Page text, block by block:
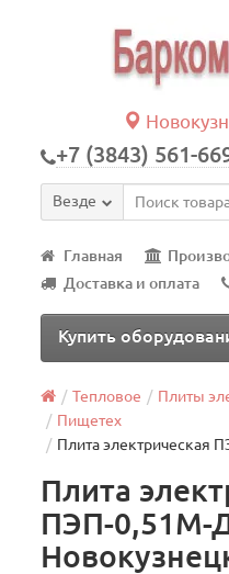
+7 (3843) 561-
Везде
Главная
Доставка и оплата
Купить
Тепловое Плиты
Пищетех
Плита
Плита
ПЭП-0,51М-